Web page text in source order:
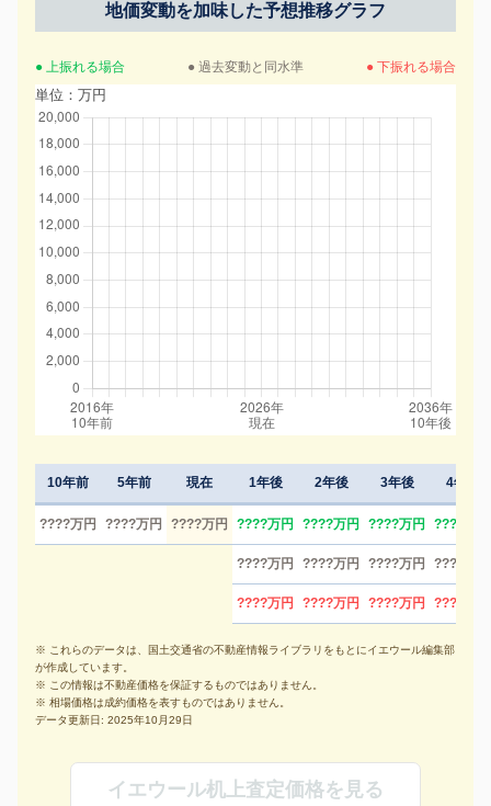
地価変動を加味した予想推移グラフ
● 上振れる場合 ● 過去変動と同水準 ● 下振れる場合
単位：万円
10年前 5年前 現在
????万円 ????万円 ????万円
1年後 2年後 3年後 4年後
????万円 ????万円 ????万円 ????万円
????万円 ????万円 ????万円 ????万円
????万円 ????万円 ????万円 ????万円
※ これらのデータは、国土交通省の不動産情報ライブラリをもとにイエウール編集部
が作成しています。
※ この情報は不動産価格を保証するものではありません。
※ 相場価格は成約価格を表すものではありません。
データ更新日: 2025年10月29日
イエウール机上査定価格を見る